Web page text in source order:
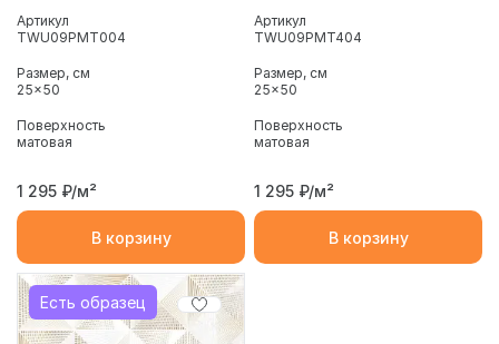
Артикул
TWU09PMT004
Размер, см
25x50
Поверхность
матовая
1 295 ₽/м²
В корзину
Артикул
TWU09PMT404
Размер, см
25x50
Поверхность
матовая
1 295 ₽/м²
В корзину
Есть образец